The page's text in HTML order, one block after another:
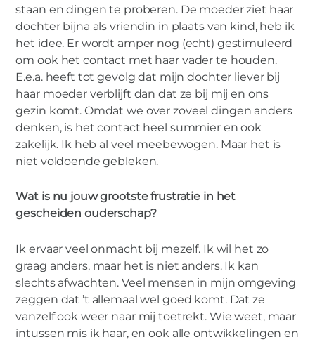
staan en dingen te proberen. De moeder ziet haar
dochter bijna als vriendin in plaats van kind, heb ik
het idee. Er wordt amper nog (echt) gestimuleerd
om ook het contact met haar vader te houden.
E.e.a. heeft tot gevolg dat mijn dochter liever bij
haar moeder verblijft dan dat ze bij mij en ons
gezin komt. Omdat we over zoveel dingen anders
denken, is het contact heel summier en ook
zakelijk. Ik heb al veel meebewogen. Maar het is
niet voldoende gebleken.
Wat is nu jouw grootste frustratie in het
gescheiden ouderschap?
Ik ervaar veel onmacht bij mezelf. Ik wil het zo
graag anders, maar het is niet anders. Ik kan
slechts afwachten. Veel mensen in mijn omgeving
zeggen dat ’t allemaal wel goed komt. Dat ze
vanzelf ook weer naar mij toetrekt. Wie weet, maar
intussen mis ik haar, en ook alle ontwikkelingen en